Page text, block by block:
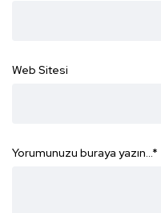
Web Sitesi
Yorumunuzu buraya yazın...*